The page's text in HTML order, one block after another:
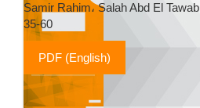
Samir Rahim، Salah Abd El Tawab
35-60
PDF (English)